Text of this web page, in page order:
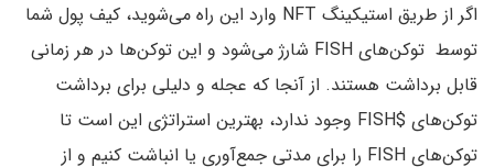
اگر از طریق استیکینگ NFT وارد این راه می‌شوید، کیف پول شما
توسط توکن‌های FISH شارژ می‌شود و این توکن‌ها در هر زمانی
قابل برداشت هستند. از آنجا که عجله و دلیلی برای برداشت
توکن‌های $FISH وجود ندارد، بهترین استراتژی این است تا
توکن‌های FISH را برای مدتی جمع‌آوری یا انباشت کنیم و از